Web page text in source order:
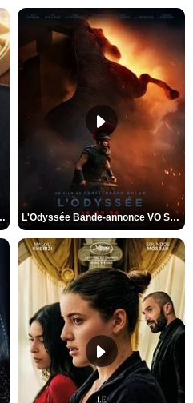
annonce VO STFR L'Odyssée Bande-annonce VO STFR